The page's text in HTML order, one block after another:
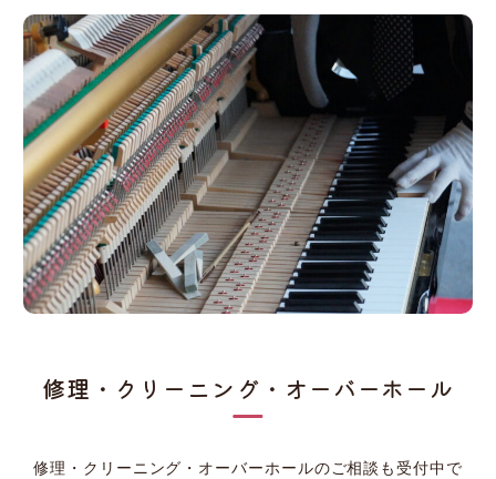
修理・クリーニング・オーバーホール
修理・クリーニング・オーバーホールのご相談も受付中で